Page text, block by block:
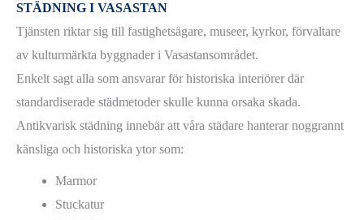
STÄDNING I VASASTAN
Tjänsten riktar sig till fastighetsägare, museer, kyrkor, förvaltare
av kulturmärkta byggnader i Vasastansområdet.
Enkelt sagt alla som ansvarar för historiska interiörer där
standardiserade städmetoder skulle kunna orsaka skada.
Antikvarisk städning innebär att våra städare hanterar noggrannt
känsliga och historiska ytor som:
Marmor
Stuckatur